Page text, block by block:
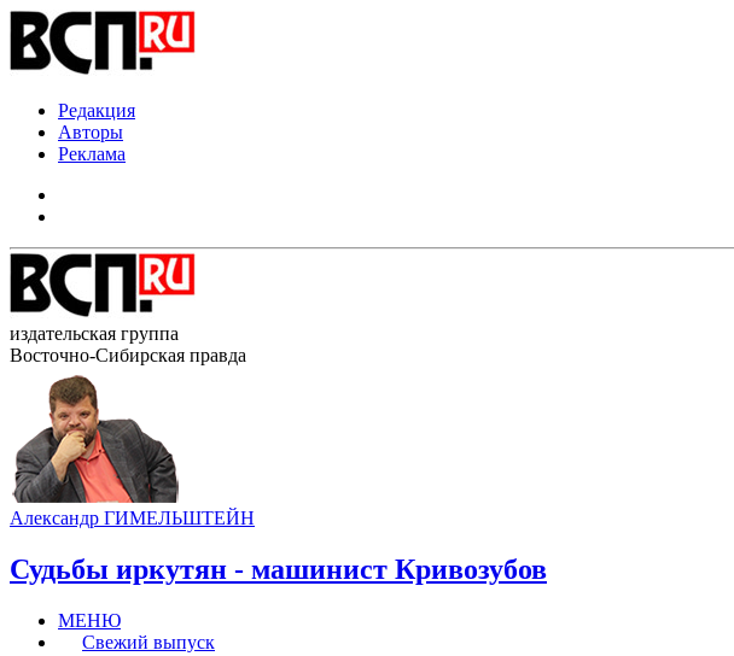
Редакция
Авторы
Реклама
издательская группа
Восточно-Сибирская правда
Александр ГИМЕЛЬШТЕЙН
Судьбы иркутян - машинист Кривозубов
МЕНЮ
Свежий выпуск